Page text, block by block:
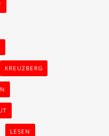
KREUZBERG
LESEN